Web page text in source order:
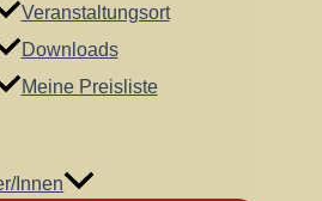
Veranstaltungsort
Downloads
Meine Preisliste
innen